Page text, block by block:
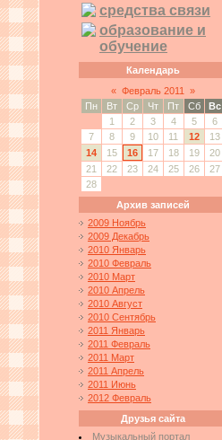
средства связи
образование и
обучение
Календарь
« Февраль 2011
»
Пн
Вт Ср Чт Пт Сб
Вс
1
2 3 4 5
6
7
8 9 10 11 12
13
14
15 16 17 18 19
20
21
22 23 24 25 26
27
28
Архив записей
2009 Ноябрь
2009 Декабрь
2010 Январь
2010 Февраль
2010 Март
2010 Апрель
2010 Август
2010 Сентябрь
2011 Январь
2011 Февраль
2011 Март
2011 Апрель
2011 Июнь
2012 Февраль
Друзья сайта
Музыкальный портал